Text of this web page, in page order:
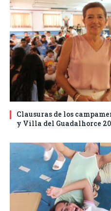
Clausuras de los
y Villa del Guadalhorce